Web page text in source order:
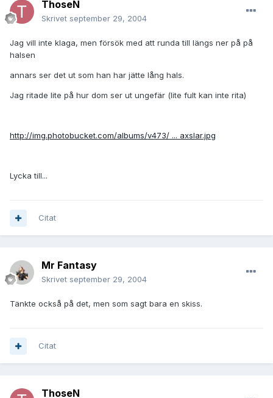
ThoseN
Skrivet september 29, 2004
Jag vill inte klaga, men försök med att runda till längs ner på på
halsen
annars ser det ut som han har jätte lång hals.
Jag ritade lite på hur dom ser ut ungefär (lite fult kan inte rita)
http://img.photobucket.com/albums/v473/ ... axslar.jpg
Lycka till...
Citat
Mr Fantasy
Skrivet september 29, 2004
Tänkte också på det, men som sagt bara en skiss.
Citat
ThoseN